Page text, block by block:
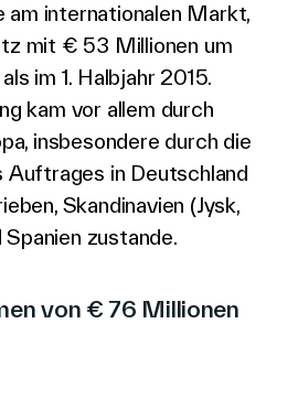
am internationalen Markt,
mit € 53 Millionen um
im 1. Halbjahr 2015.
kam vor allem durch
insbesondere durch die
Auftrages in Deutschland
Skandinavien (Jysk,
Spanien zustande.
von € 76 Millionen